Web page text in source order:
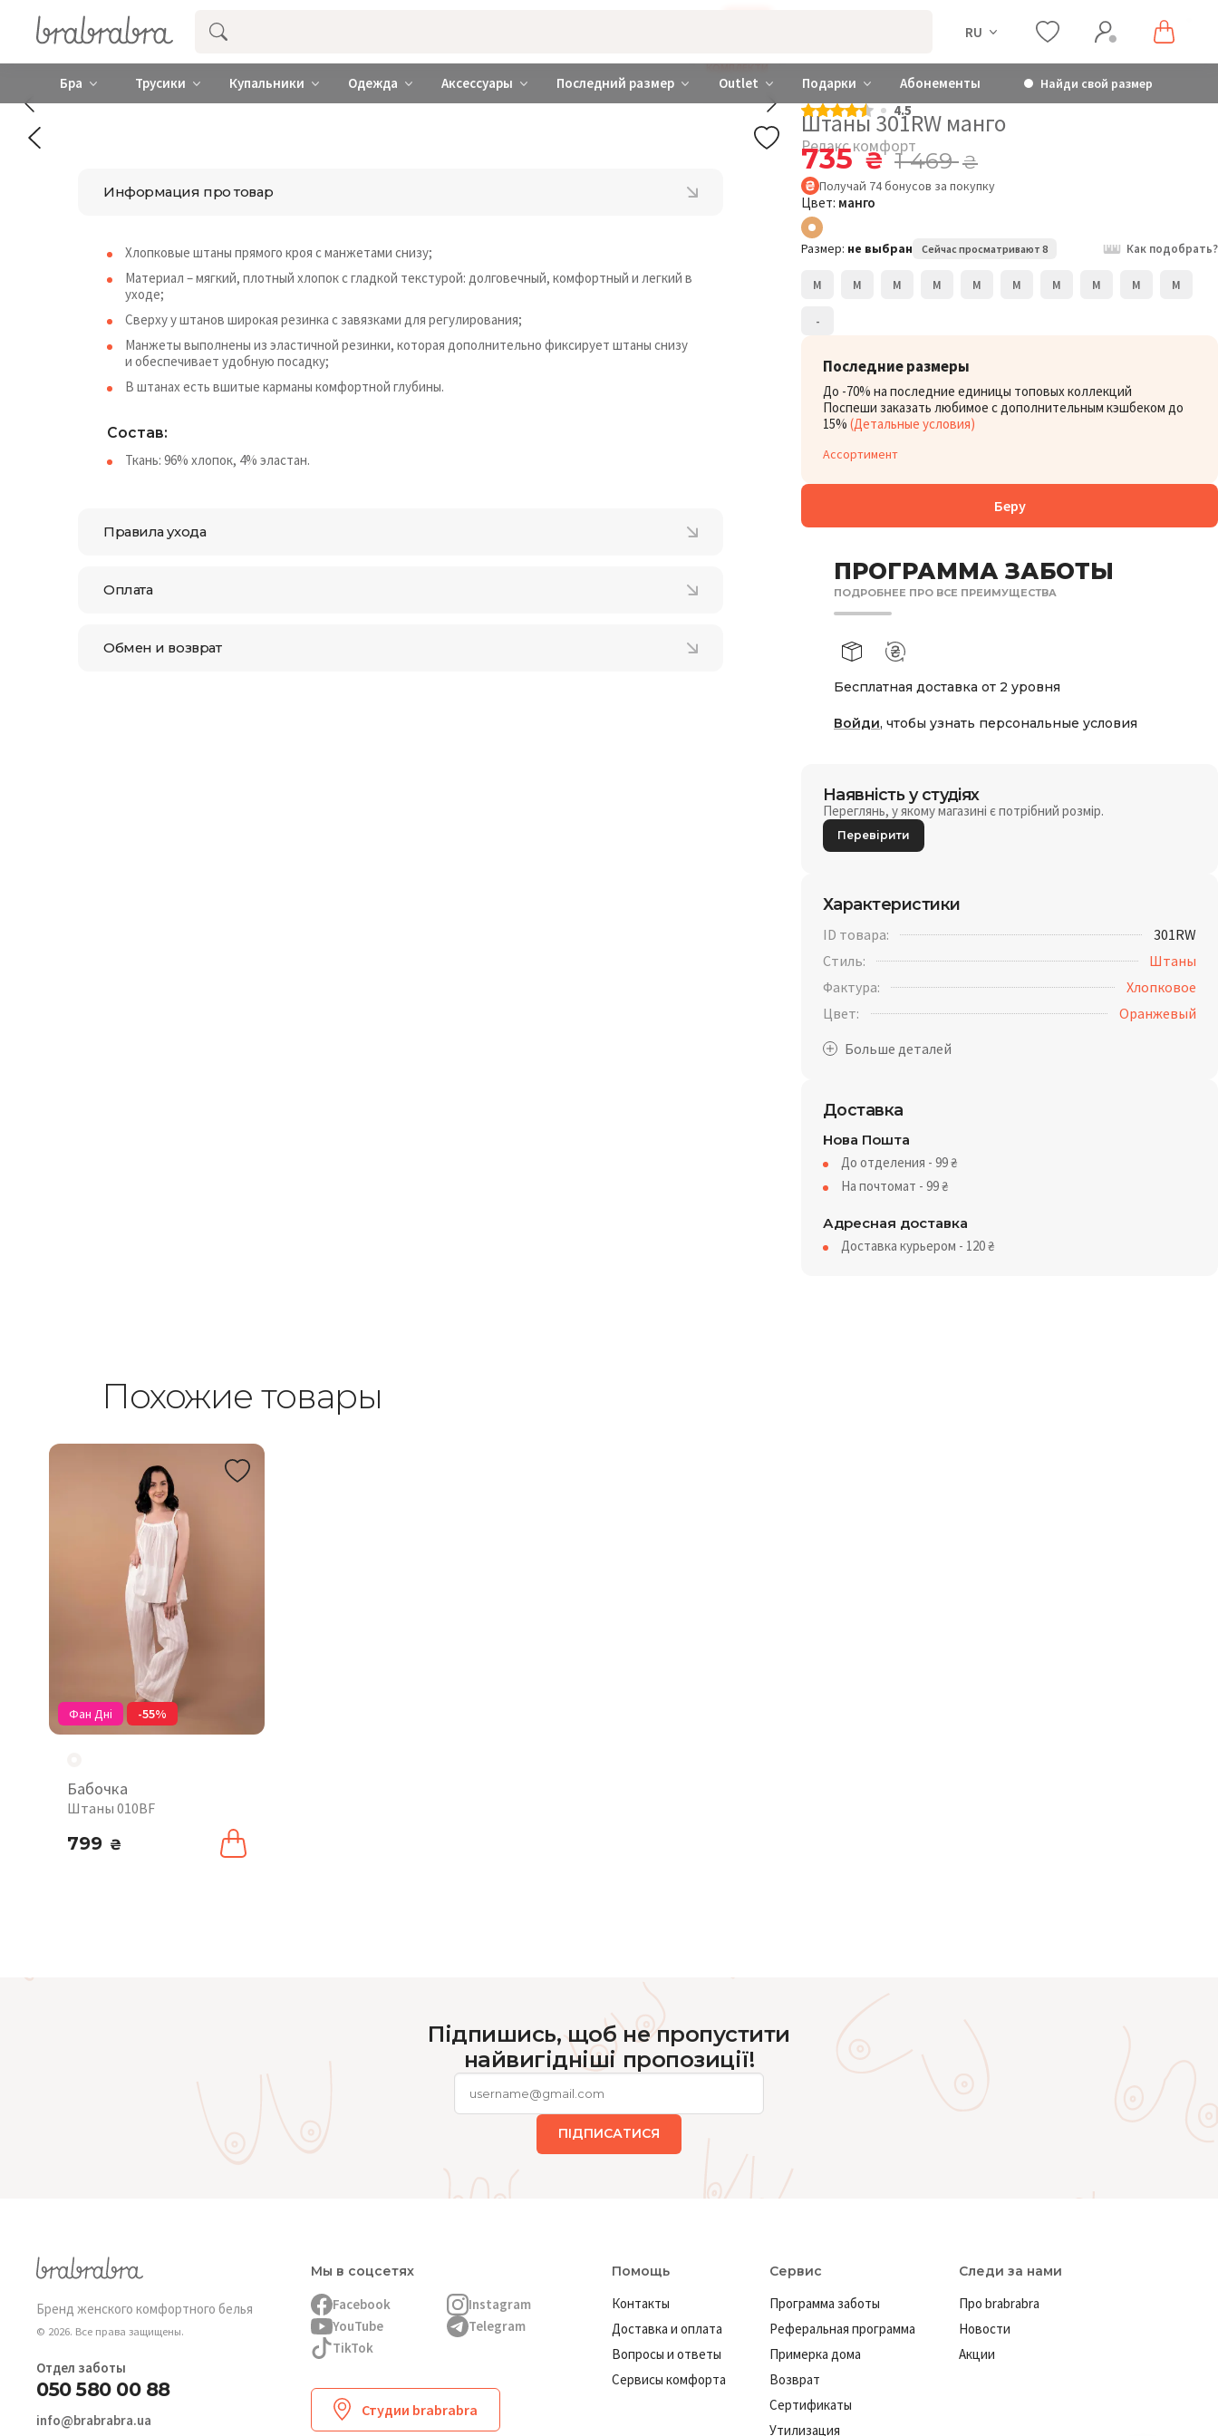
Купить нижнее женское белье ❤️ brabrabra ❤️ Киев и Украина RU
Бра Трусики Купальники Одежда Аксессуары Последний размер Outlet Подарки Абонементы Найди свой размер
КОМПЛЕКТИ
4.5
Штаны 301RW манго
Релакс комфорт
735₴ 1 469₴
Получай 74бонусов за покупку
Цвет: манго
Размер: не выбран Сейчас просматривают 8 Как подобрать?
M M M M M M M M M M
-
Последние размеры
До -70% на последние единицы топовых коллекций
Поспеши заказать любимое с дополнительным кэшбеком до
15% (Детальные условия)
Ассортимент
Беру
ПРОГРАММА ЗАБОТЫ
ПОДРОБНЕЕ ПРО ВСЕ ПРЕИМУЩЕСТВА
Бесплатная доставка от 2 уровня
Войди, чтобы узнать персональные условия
Наявність у студіях
Переглянь, у якому магазині є потрібний розмір.
Перевірити
Характеристики
ID товара:
301RW
Стиль:
Штаны
Фактура:
Хлопковое
Цвет:
Оранжевый
Доставка
Нова Пошта
До отделения - 99₴
На почтомат - 99₴
Адресная доставка
Доставка курьером - 120₴
Информация про товар
Хлопковые штаны прямого кроя с манжетами снизу;
Материал – мягкий, плотный хлопок с гладкой текстурой: долговечный, комфортный и легкий в
уходе;
Сверху у штанов широкая резинка с завязками для регулирования;
Манжеты выполнены из эластичной резинки, которая дополнительно фиксирует штаны снизу
и обеспечивает удобную посадку;
В штанах есть вшитые карманы комфортной глубины.
Состав:
Ткань: 96% хлопок, 4% эластан.
Правила ухода
Оплата
Обмен и возврат
Похожие товары
Фан Дні -55%
Бабочка
Штаны 010BF
799 ₴
Підпишись, щоб не пропустити
найвигідніші пропозиції!
ПІДПИСАТИСЯ
Бренд женского комфортного белья
© 2026. Все права защищены.
Отдел заботы
050 580 00 88
info@brabrabra.ua
Мы в соцсетях
Facebook
Instagram
YouTube
Telegram
TikTok
Студии brabrabra
Помощь
Контакты
Доставка и оплата
Вопросы и ответы
Сервисы комфорта
Сервис
Программа заботы
Реферальная программа
Примерка дома
Возврат
Сертификаты
Утилизация
Следи за нами
Про brabrabra
Новости
Акции